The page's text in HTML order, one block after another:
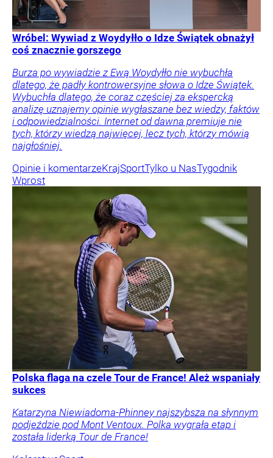
Wróbel: Wywiad z Woydyłło o Idze Świątek obnażył
coś znacznie gorszego
Burza po wywiadzie z Ewą Woydyłło nie wybuchła
dlatego, że padły kontrowersyjne słowa o Idze Świątek.
Wybuchła dlatego, że coraz częściej za ekspercką
analizę uznajemy opinie wygłaszane bez wiedzy, faktów
i odpowiedzialności. Internet od dawna premiuje nie
tych, którzy wiedzą najwięcej, lecz tych, którzy mówią
najgłośniej.
Opinie i komentarzeKrajSportTylko u NasTygodnik
Wprost
Polska flaga na czele Tour de France! Ależ wspaniały
sukces
Katarzyna Niewiadoma-Phinney najszybsza na słynnym
podjeździe pod Mont Ventoux. Polka wygrała etap i
została liderką Tour de France!